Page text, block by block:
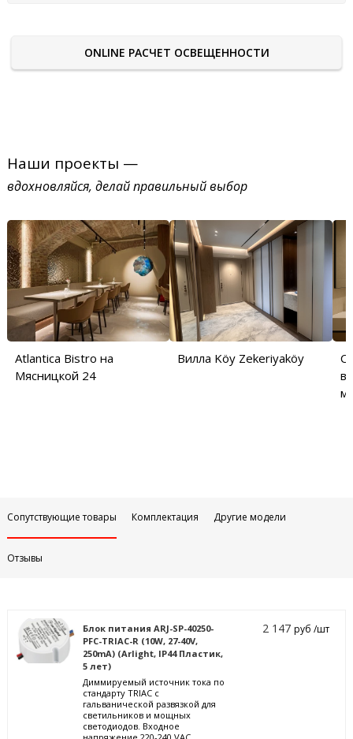
ONLINE РАСЧЕТ ОСВЕЩЕННОСТИ
Наши проекты —
вдохновляйся, делай правильный выбор
Atlantica Bistro на
Мясницкой 24
Вилла Köy Zekeriyaköy
Сопутствующие товары Комплектация Другие модели
Отзывы
Блок питания ARJ-SP-40250-
PFC-TRIAC-R (10W, 27-40V,
250mA) (Arlight, IP44 Пластик,
5 лет)
Диммируемый источник тока по
стандарту TRIAC с
гальванической развязкой для
светильников и мощных
светодиодов. Входное
2 147руб /шт